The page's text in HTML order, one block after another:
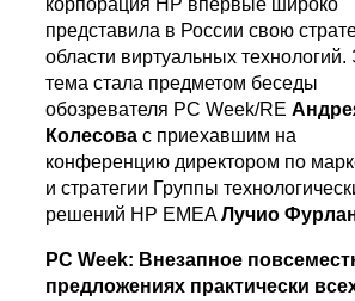
корпорация HP впервые широко
представила в России свою
области виртуальных технологий.
тема стала предметом беседы
обозревателя PC Week/RE
Колесова с приехавшим на
конференцию директором по
и стратегии Группы
решений HP EMEAЛучио
PC Week: Внезапное
предложениях практически